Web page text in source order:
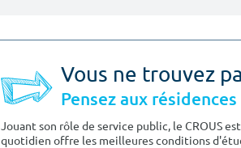
Vous ne trouvez
Pensez aux
Jouant son rôle de service public, le CROUS
quotidien offre les meilleures conditions